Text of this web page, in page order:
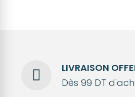
LIVRAISON
Dès 99 DT